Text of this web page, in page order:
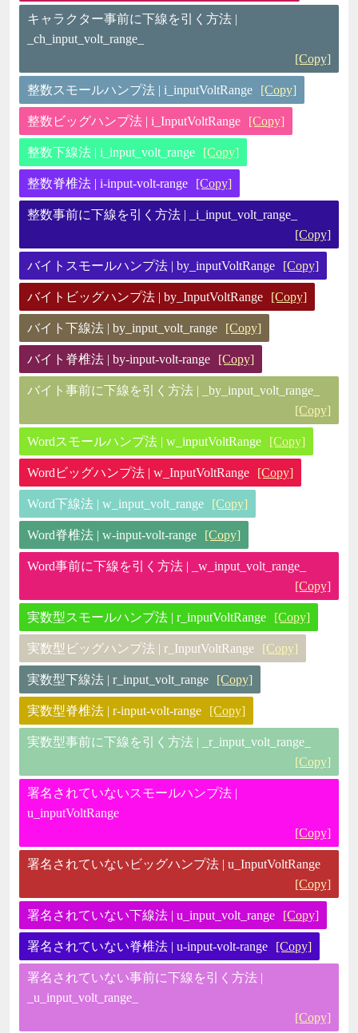
キャラクター事前に下線を引く方法 |
_ch_input_volt_range_
[Copy]
整数スモールハンプ法 | i_inputVoltRange [Copy]
整数ビッグハンプ法 | i_InputVoltRange [Copy]
整数下線法 | i_input_volt_range [Copy]
整数脊椎法 | i-input-volt-range [Copy]
整数事前に下線を引く方法 | _i_input_volt_range_
[Copy]
バイトスモールハンプ法 | by_inputVoltRange [Copy]
バイトビッグハンプ法 | by_InputVoltRange [Copy]
バイト下線法 | by_input_volt_range [Copy]
バイト脊椎法 | by-input-volt-range [Copy]
バイト事前に下線を引く方法 | _by_input_volt_range_
[Copy]
Wordスモールハンプ法 | w_inputVoltRange [Copy]
Wordビッグハンプ法 | w_InputVoltRange [Copy]
Word下線法 | w_input_volt_range [Copy]
Word脊椎法 | w-input-volt-range [Copy]
Word事前に下線を引く方法 | _w_input_volt_range_
[Copy]
実数型スモールハンプ法 | r_inputVoltRange [Copy]
実数型ビッグハンプ法 | r_InputVoltRange [Copy]
実数型下線法 | r_input_volt_range [Copy]
実数型脊椎法 | r-input-volt-range [Copy]
実数型事前に下線を引く方法 | _r_input_volt_range_
[Copy]
署名されていないスモールハンプ法 |
u_inputVoltRange
[Copy]
署名されていないビッグハンプ法 | u_InputVoltRange
[Copy]
署名されていない下線法 | u_input_volt_range [Copy]
署名されていない脊椎法 | u-input-volt-range [Copy]
署名されていない事前に下線を引く方法 |
_u_input_volt_range_
[Copy]